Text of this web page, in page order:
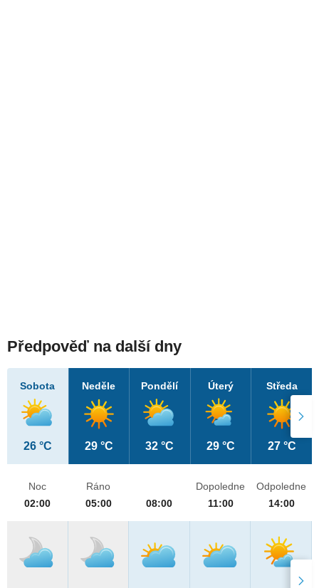
Předpověď na další dny
Sobota
26 °C
Neděle
29 °C
Pondělí
32 °C
Úterý
29 °C
Středa
27 °C
Noc
02:00
Ráno
05:00
08:00
Dopoledne
11:00
Odpoledne
14:00